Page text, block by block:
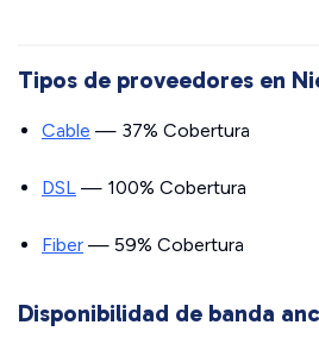
Tipos de proveedores en
Cable — 37% Cobertura
DSL — 100% Cobertura
Fiber — 59% Cobertura
Disponibilidad de banda